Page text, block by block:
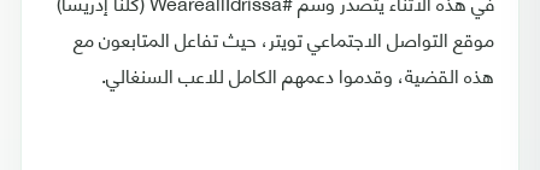
موقع التواصل الاجتماعي تويتر، حيث تفاعل المتابعون مع
هذه القضية، وقدموا دعمهم الكامل للاعب السنغالي.